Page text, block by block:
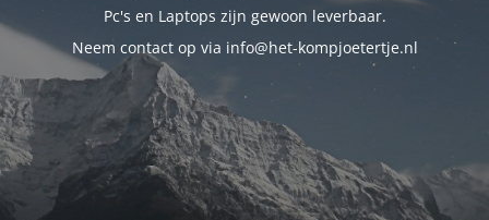
Pc's en Laptops zijn gewoon leverbaar.
Neem contact op via info@het-kompjoetertje.nl